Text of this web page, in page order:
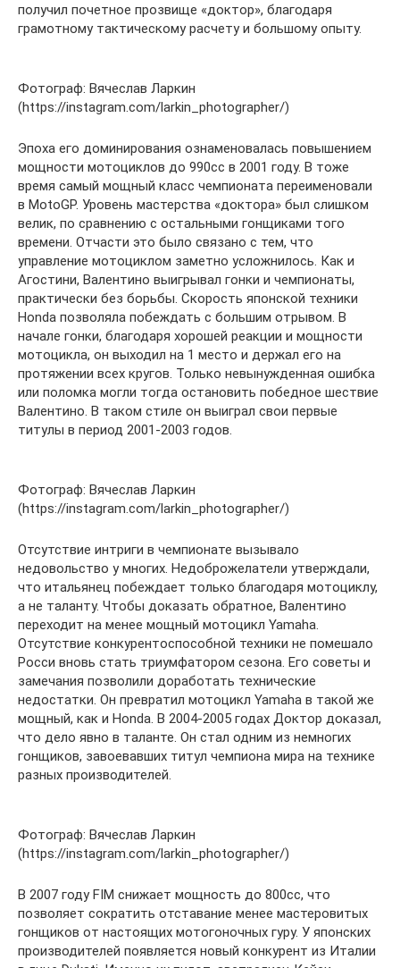
получил почетное прозвище «доктор», благодаря
грамотному тактическому расчету и большому опыту.
Фотограф: Вячеслав Ларкин
(https://instagram.com/larkin_photographer/)
Эпоха его доминирования ознаменовалась повышением
мощности мотоциклов до 990сс в 2001 году. В тоже
время самый мощный класс чемпионата переименовали
в MotoGP. Уровень мастерства «доктора» был слишком
велик, по сравнению с остальными гонщиками того
времени. Отчасти это было связано с тем, что
управление мотоциклом заметно усложнилось. Как и
Агостини, Валентино выигрывал гонки и чемпионаты,
практически без борьбы. Скорость японской техники
Honda позволяла побеждать с большим отрывом. В
начале гонки, благодаря хорошей реакции и мощности
мотоцикла, он выходил на 1 место и держал его на
протяжении всех кругов. Только невынужденная ошибка
или поломка могли тогда остановить победное шествие
Валентино. В таком стиле он выиграл свои первые
титулы в период 2001-2003 годов.
Фотограф: Вячеслав Ларкин
(https://instagram.com/larkin_photographer/)
Отсутствие интриги в чемпионате вызывало
недовольство у многих. Недоброжелатели утверждали,
что итальянец побеждает только благодаря мотоциклу,
а не таланту. Чтобы доказать обратное, Валентино
переходит на менее мощный мотоцикл Yamaha.
Отсутствие конкурентоспособной техники не помешало
Росси вновь стать триумфатором сезона. Его советы и
замечания позволили доработать технические
недостатки. Он превратил мотоцикл Yamaha в такой же
мощный, как и Honda. В 2004-2005 годах Доктор доказал,
что дело явно в таланте. Он стал одним из немногих
гонщиков, завоевавших титул чемпиона мира на технике
разных производителей.
Фотограф: Вячеслав Ларкин
(https://instagram.com/larkin_photographer/)
В 2007 году FIM снижает мощность до 800сс, что
позволяет сократить отставание менее мастеровитых
гонщиков от настоящих мотогоночных гуру. У японских
производителей появляется новый конкурент из Италии